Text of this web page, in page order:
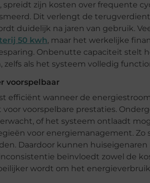
zijn kosten over frequente
Dit verlengt de
duidelijk na jaren van gebruik.
50 kwh, maar het werkelijke
Onbenutte capaciteit stelt
als het systeem volledig
voorspelbaar
efficiënt wanneer de
voorspelbare prestaties.
of het systeem ontlaadt
voor energiemanagement. Zo
Daardoor kunnen
beïnvloedt zowel de
wordt om het